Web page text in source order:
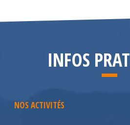
INFOS
NOS ACTIVITÉS